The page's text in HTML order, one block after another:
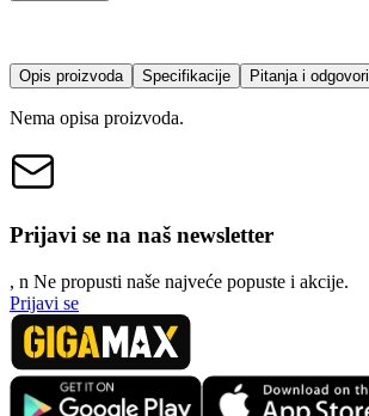
Opis proizvoda Specifikacije Pitanja i odgovori
Nema opisa proizvoda.
Prijavi se na naš newsletter
, n Ne propusti naše najveće popuste i akcije.
Prijavi se